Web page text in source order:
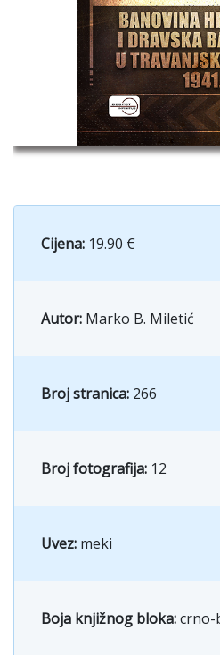
Cijena: 19.90 €
Autor: Marko B. Miletić
Broj stranica: 266
Broj fotografija: 12
Uvez: meki
Boja knjižnog bloka:crno-